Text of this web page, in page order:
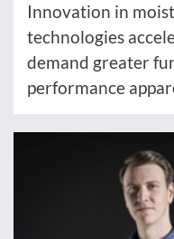
Innovation in
technologies
demand greater
performance